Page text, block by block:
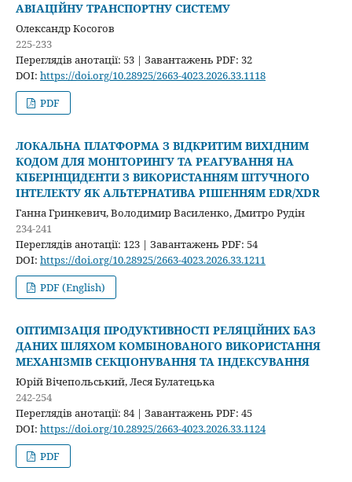
АВІАЦІЙНУ ТРАНСПОРТНУ СИСТЕМУ
Олександр Косогов
225-233
Переглядів анотації: 53 | Завантажень PDF: 32
DOI: https://doi.org/10.28925/2663-4023.2026.33.1118
PDF
ЛОКАЛЬНА ПЛАТФОРМА З ВІДКРИТИМ ВИХІДНИМ
КОДОМ ДЛЯ МОНІТОРИНГУ ТА РЕАГУВАННЯ НА
КІБЕРІНЦИДЕНТИ З ВИКОРИСТАННЯМ ШТУЧНОГО
ІНТЕЛЕКТУ ЯК АЛЬТЕРНАТИВА РІШЕННЯМ EDR/XDR
Ганна Гринкевич, Володимир Василенко, Дмитро Рудін
234-241
Переглядів анотації: 123 | Завантажень PDF: 54
DOI: https://doi.org/10.28925/2663-4023.2026.33.1211
PDF (English)
ОПТИМІЗАЦІЯ ПРОДУКТИВНОСТІ РЕЛЯЦІЙНИХ БАЗ
ДАНИХ ШЛЯХОМ КОМБІНОВАНОГО ВИКОРИСТАННЯ
МЕХАНІЗМІВ СЕКЦІОНУВАННЯ ТА ІНДЕКСУВАННЯ
Юрій Вічепольський, Леся Булатецька
242-254
Переглядів анотації: 84 | Завантажень PDF: 45
DOI: https://doi.org/10.28925/2663-4023.2026.33.1124
PDF